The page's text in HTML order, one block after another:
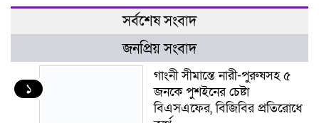
সর্বশেষ সংবাদ
জনপ্রিয় সংবাদ
১
গাংনী সীমান্তে নারী-পুরুষসহ ৫
জনকে পুশইনের চেষ্টা
বিএসএফের, বিজিবির প্রতিরোধে